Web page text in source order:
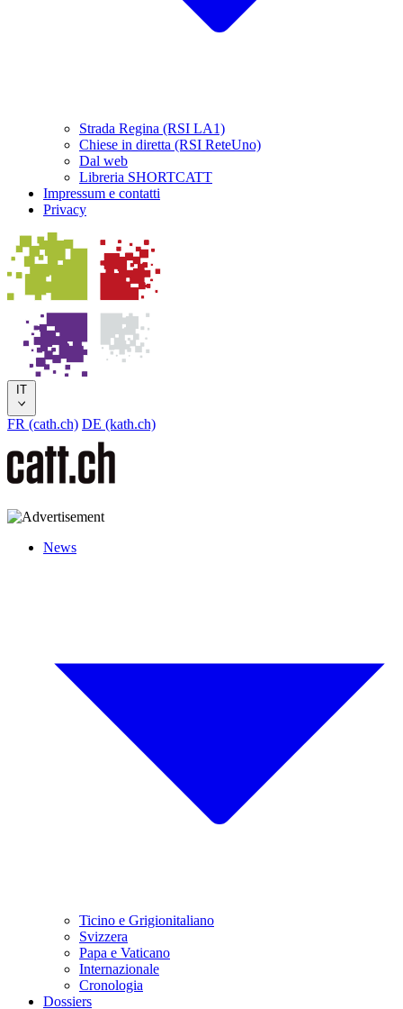
Strada Regina (RSI LA1)
Chiese in diretta (RSI ReteUno)
Dal web
Libreria SHORTCATT
Impressum e contatti
Privacy
IT
FR (cath.ch) DE (kath.ch)
News
Ticino e Grigionitaliano
Svizzera
Papa e Vaticano
Internazionale
Cronologia
Dossiers